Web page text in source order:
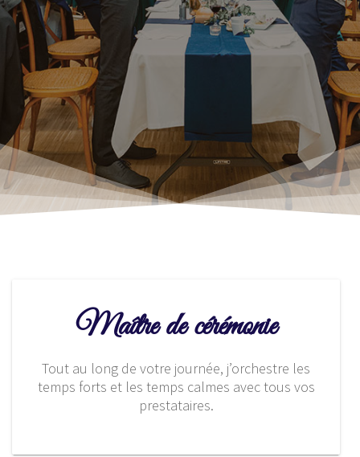
Maître de cérémonie
Tout au long de votre journée, j’orchestre les
temps forts et les temps calmes avec tous vos
prestataires.